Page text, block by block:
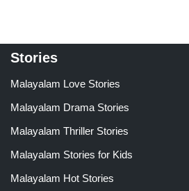
Stories
Malayalam Love Stories
Malayalam Drama Stories
Malayalam Thriller Stories
Malayalam Stories for Kids
Malayalam Hot Stories